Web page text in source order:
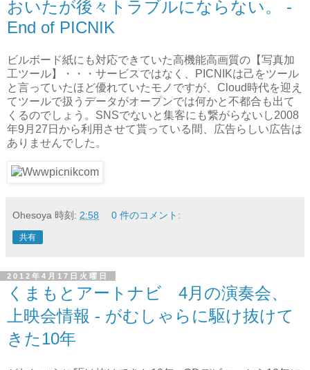
おいたが後々トラブルにならない。 -
End of PICNIK
ビルボード紙にも対応できていた高機能高画質の【写真加
工ツール】・・・サービスではなく、PICNIKは己をツール
と言っていたほど優れていたモノですが、Cloud時代を迎え
てツールで扱うデータがオープンでは何かと不都合も出て
くるのでしょう。SNSでないと集客にも繋がらないし2008
年9月27日から利用させて貰っている間、広告らしい広告は
ありませんでした。
Ohesoya 時刻: 2:58 0 件のコメント:
共有
2012年4月17日火曜日
くまもとアートナビ 4月の演奏会、
上映会情報 - がむしゃらに駆け抜けて
きた10年